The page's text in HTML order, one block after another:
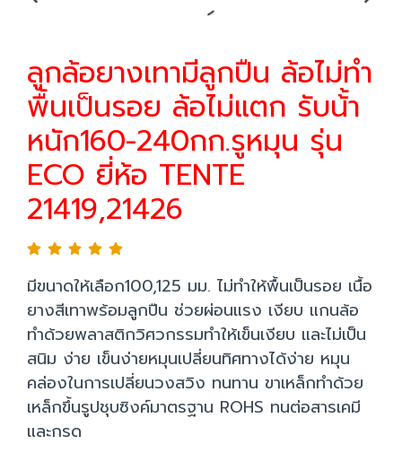
ลูกล้อยางเทามีลูกปืน ล้อไม่ทำ
พื้นเป็นรอย ล้อไม่แตก รับน้้า
หนัก160-240กก.รูหมุน รุ่น
ECO ยี่ห้อ TENTE
21419,21426
มีขนาดให้เลือก100,125 มม. ไม่ทำให้พื้นเป็นรอย เนื้อ
ยางสีเทาพร้อมลูกปืน ช่วยผ่อนแรง เงียบ แกนล้อ
ทำด้วยพลาสติกวิศวกรรมทำให้เข็นเงียบ และไม่เป็น
สนิม ง่าย เข็นง่ายหมุนเปลี่ยนทิศทางได้ง่าย หมุน
คล่องในการเปลี่ยนวงสวิง ทนทาน ขาเหล็กทำด้วย
เหล็กขึ้นรูปชุบซิงค์มาตรฐาน ROHS ทนต่อสารเคมี
และกรด